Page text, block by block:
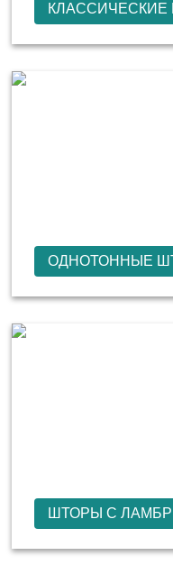
КЛАССИЧЕСКИЕ
ОДНОТОННЫЕ
ШТОРЫ С